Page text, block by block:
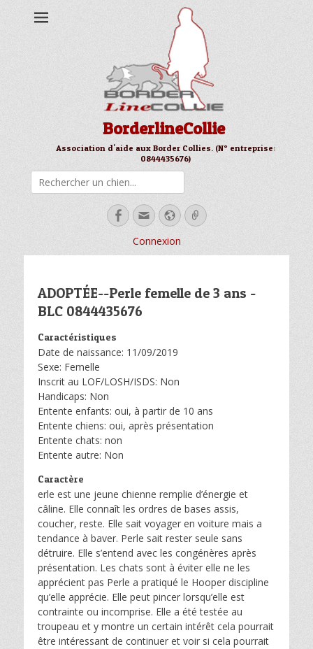
BorderlineCollie
Association d'aide aux Border Collies. (N° entreprise:
0844435676)
Facebook
EmailSite
web
Link
Connexion
ADOPTÉE--Perle femelle de 3 ans -
BLC 0844435676
Caractéristiques
Date de naissance: 11/09/2019
Sexe: Femelle
Inscrit au LOF/LOSH/ISDS: Non
Handicaps: Non
Entente enfants: oui, à partir de 10 ans
Entente chiens: oui, après présentation
Entente chats: non
Entente autre: Non
Caractère
erle est une jeune chienne remplie d’énergie et
câline. Elle connaît les ordres de bases assis,
coucher, reste. Elle sait voyager en voiture mais a
tendance à baver. Perle sait rester seule sans
détruire. Elle s’entend avec les congénères après
présentation. Les chats sont à éviter elle ne les
apprécient pas Perle a pratiqué le Hooper discipline
qu’elle apprécie. Elle peut pincer lorsqu’elle est
contrainte ou incomprise. Elle a été testée au
troupeau et y montre un certain intérêt cela pourrait
être intéressant de continuer et voir si cela pourrait